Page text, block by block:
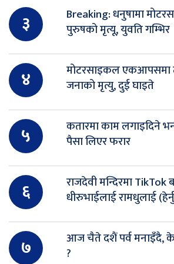
३
Breaking: धनुषामा
पुरुषको मृत्यू, युवति गम्भिर
४
मोटरसाइकल एकआपसमा
जनाको मृत्यु, दुई घाइते
५
कतारमा काम लगाइदिने
पैसा लिएर फरार
६
राजदेवी मन्दिरमा
धीरुभाईलाई रामधुलाई
७
आज चैते दशैं पर्व मनाइँदै,
?